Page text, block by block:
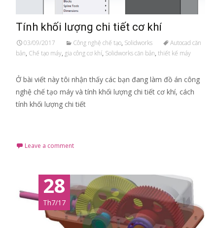
Tính khối lượng chi tiết cơ khí
03/09/2017 Công nghệ chế tạo, Solidworks
Autocad căn
bản, Chế tạo máy, gia công cơ khí, Solidworks căn bản, thiết kế máy
Ở bài viết này tôi nhận thấy các bạn đang làm đồ án công
nghệ chế tạo máy và tính khối lượng chi tiết cơ khí, cách
tính khối lượng chi tiết
Leave a comment
28
Th7/17